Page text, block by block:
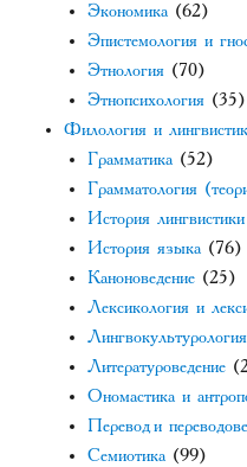
Экономика (62)
Эпистемология и
Этнология (70)
Этнопсихология (35)
Филология и
Грамматика (52)
Грамматология
История лингвистики
История языка (76)
Каноноведение (25)
Лексикология и
Лингвокультурология
Литературоведение
Ономастика и
Перевод и
Семиотика (99)